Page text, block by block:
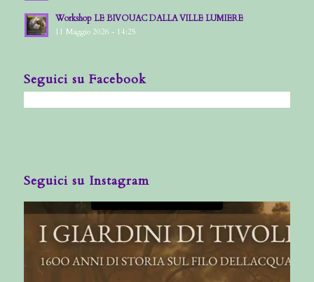
Workshop LE BIVOUAC DALLA VILLE LUMIERE
11 Maggio 2026 - 14:25
Seguici su Facebook
Seguici su Instagram